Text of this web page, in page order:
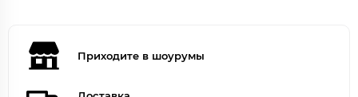
Приходите в шоурумы